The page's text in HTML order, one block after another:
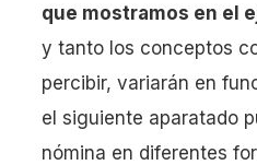
que mostramos en el
y tanto los conceptos
percibir, variarán en
el siguiente aparatado
nómina en diferentes